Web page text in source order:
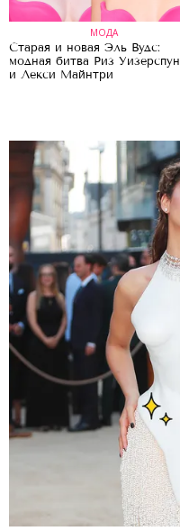
МОДА
Старая и новая Эль Вудс:
модная битва Риз Уизерспун
и Лекси Майнтри